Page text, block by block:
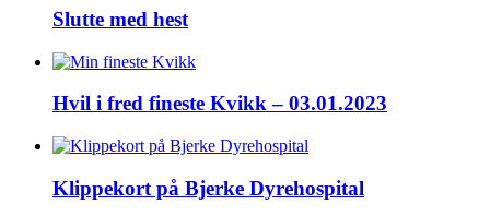
Slutte med hest
Hvil i fred fineste Kvikk – 03.01.2023
Klippekort på Bjerke Dyrehospital